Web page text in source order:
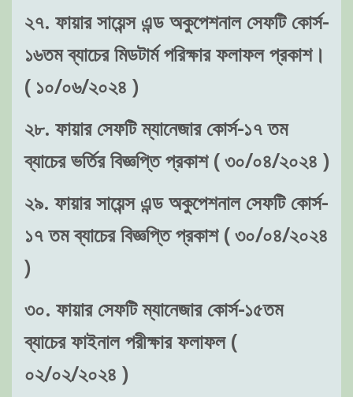
২৭. ফায়ার সায়েন্স এন্ড অকুপেশনাল সেফটি কোর্স-
১৬তম ব্যাচের মিডটার্ম পরিক্ষার ফলাফল প্রকাশ।
( ১০/০৬/২০২৪ )
২৮. ফায়ার সেফটি ম্যানেজার কোর্স-১৭ তম
ব্যাচের ভর্তির বিজ্ঞপ্তি প্রকাশ ( ৩০/০৪/২০২৪ )
২৯. ফায়ার সায়েন্স এন্ড অকুপেশনাল সেফটি কোর্স-
১৭ তম ব্যাচের বিজ্ঞপ্তি প্রকাশ ( ৩০/০৪/২০২৪
)
৩০. ফায়ার সেফটি ম্যানেজার কোর্স-১৫তম
ব্যাচের ফাইনাল পরীক্ষার ফলাফল (
০২/০২/২০২৪ )